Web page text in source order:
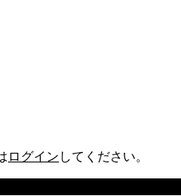
ログイン してください。